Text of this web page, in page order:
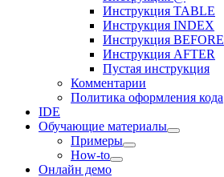
Инструкция TABLE
Инструкция INDEX
Инструкция BEFORE
Инструкция AFTER
Пустая инструкция
Комментарии
Политика оформления кода
IDE
Обучающие материалы
Примеры
How-to
Онлайн демо